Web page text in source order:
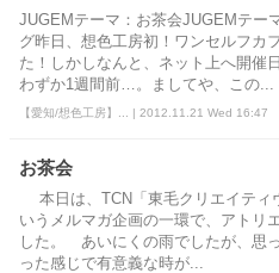
JUGEMテーマ：お茶会JUGEMテー
グ昨日、想色工房初！ワンセルフカ
た！しかしなんと、ネット上へ開催
わずか1週間前…。ましてや、この...
【愛知/想色工房】... | 2012.11.21 Wed 16:47
お茶会
本日は、TCN「東毛クリエイティ
いうメルマガ企画の一環で、アトリ
した。 あいにくの雨でしたが、思
った感じで有意義な時が...